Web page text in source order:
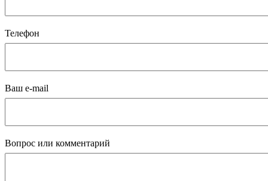
Телефон
Ваш e-mail
Вопрос или комментарий